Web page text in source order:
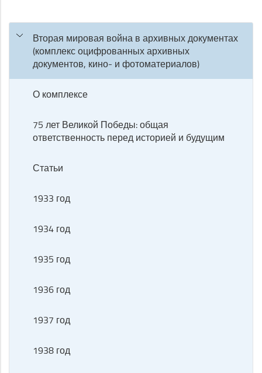
Вторая мировая война в архивных документах
(комплекс оцифрованных архивных
документов, кино- и фотоматериалов)
О комплексе
75 лет Великой Победы: общая
ответственность перед историей и будущим
Статьи
1933 год
1934 год
1935 год
1936 год
1937 год
1938 год